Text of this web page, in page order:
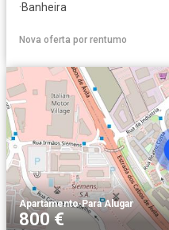
·Banheira
Nova oferta por rentumo
Apartamento·Para Alugar
800 €